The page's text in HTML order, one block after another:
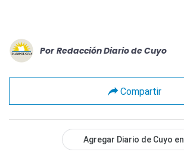
Por Redacción Diario de Cuyo
Compartir
Agregar Diario de Cuyo en